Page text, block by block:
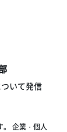
いて発信
。 企業・個人